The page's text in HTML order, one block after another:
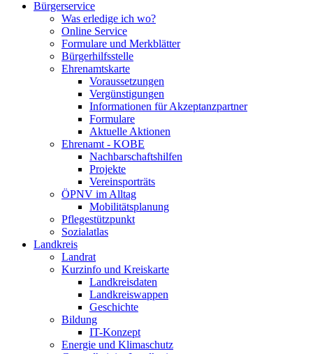
Bürgerservice
Was erledige ich wo?
Online Service
Formulare und Merkblätter
Bürgerhilfsstelle
Ehrenamtskarte
Voraussetzungen
Vergünstigungen
Informationen für Akzeptanzpartner
Formulare
Aktuelle Aktionen
Ehrenamt - KOBE
Nachbarschaftshilfen
Projekte
Vereinsporträts
ÖPNV im Alltag
Mobilitätsplanung
Pflegestützpunkt
Sozialatlas
Landkreis
Landrat
Kurzinfo und Kreiskarte
Landkreisdaten
Landkreiswappen
Geschichte
Bildung
IT-Konzept
Energie und Klimaschutz